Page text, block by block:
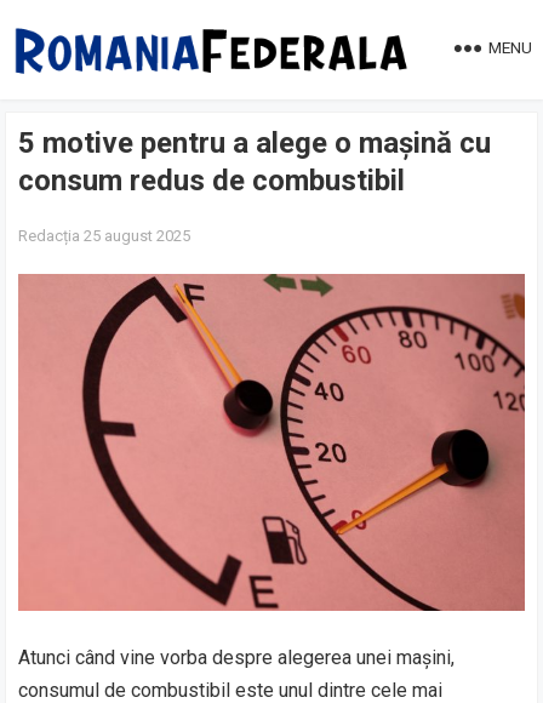
MENU
5 motive pentru a alege o mașină cu
consum redus de combustibil
Redacția 25 august 2025
Atunci când vine vorba despre alegerea unei mașini,
consumul de combustibil este unul dintre cele mai